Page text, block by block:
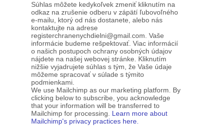
Súhlas môžete kedykoľvek zmeniť kliknutím na
odkaz na zrušenie odberu v zápätí ľubovoľného
e-mailu, ktorý od nás dostanete, alebo nás
kontaktujte na adrese
registerchranenychdielni@gmail.com. Vaše
informácie budeme rešpektovať. Viac informácií
o našich postupoch ochrany osobných údajov
nájdete na našej webovej stránke. Kliknutím
nižšie vyjadrujete súhlas s tým, že Vaše údaje
môžeme spracovať v súlade s týmito
podmienkami.
We use Mailchimp as our marketing platform. By
clicking below to subscribe, you acknowledge
that your information will be transferred to
Mailchimp for processing. Learn more about
Mailchimp's privacy practices here.